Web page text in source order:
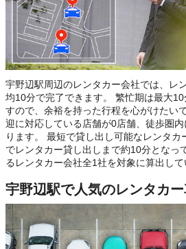
宇野辺駅周辺のレンタカー会社では、レ
均10分で完了できます。 繁忙期は最大
すので、余裕を持った行程を心がけたい
迎に対応している店舗が0店舗、徒歩圏
ります。 最短で貸し出し可能なレンタカ
でレンタカー貸し出しまで約10分とな
るレンタカー会社全1社を対象に算出して
宇野辺駅で人気のレンタカ